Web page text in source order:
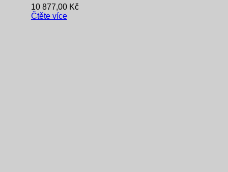
10 877,00 Kč
Čtěte více